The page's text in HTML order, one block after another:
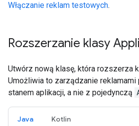
Włączanie reklam testowych.
Rozszerzanie klasy
Utwórz nową klasę, która rozszerza
Umożliwia to zarządzanie
stanem aplikacji, a nie z pojedynczą
Java Kotlin